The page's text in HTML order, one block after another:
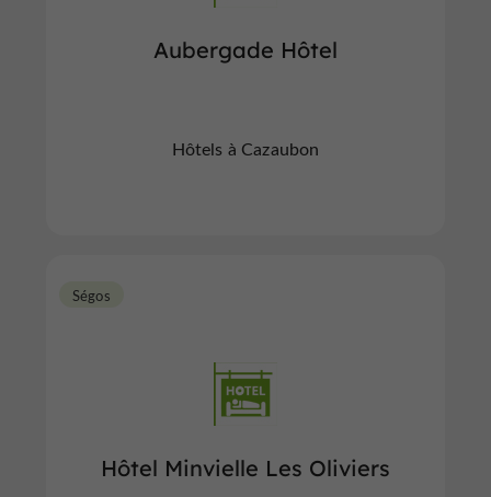
Aubergade Hôtel
Hôtels à Cazaubon
Hôtel Minvielle Les Oliviers
Ségos